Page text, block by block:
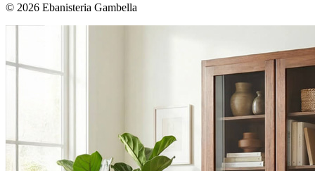
© 2026 Ebanisteria Gambella